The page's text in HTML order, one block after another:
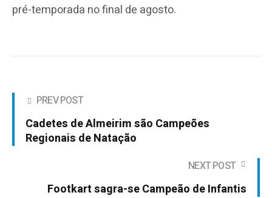
pré-temporada no final de agosto.
PREV POST
Cadetes de Almeirim são Campeões
Regionais de Natação
NEXT POST
Footkart sagra-se Campeão de Infantis